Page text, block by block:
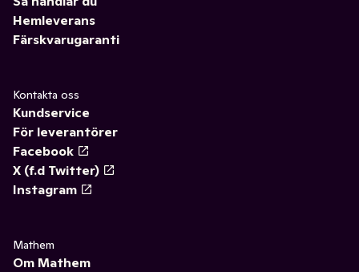
Hemleverans
Färskvarugaranti
Kontakta oss
Kundservice
För leverantörer
Facebook
X (f.d Twitter)
Instagram
Mathem
Om Mathem